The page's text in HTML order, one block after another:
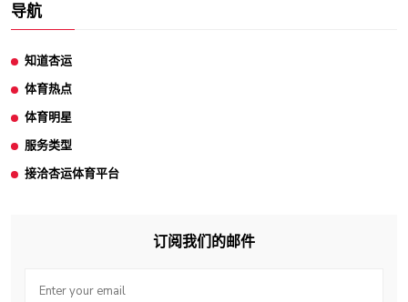
导航
知道杏运
体育热点
体育明星
服务类型
接洽杏运体育平台
订阅我们的邮件